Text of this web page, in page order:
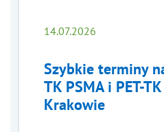
14.07.2026
Szybkie terminy
TK PSMA i PET-
Krakowie